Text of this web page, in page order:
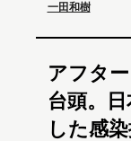
一田和樹
アフタ
台頭。
した感